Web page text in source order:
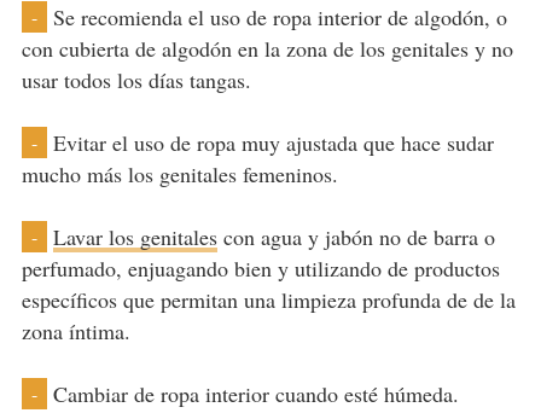
-
Se recomienda el uso de ropa interior de algodón, o
con cubierta de algodón en la zona de los genitales y no
usar todos los días tangas.
-
Evitar el uso de ropa muy ajustada que hace sudar
mucho más los genitales femeninos.
- Lavar los genitalescon agua y jabón no de barra o
perfumado, enjuagando bien y utilizando de productos
específicos que permitan una limpieza profunda de de la
zona íntima.
- Cambiar de ropa interior cuando esté húmeda.